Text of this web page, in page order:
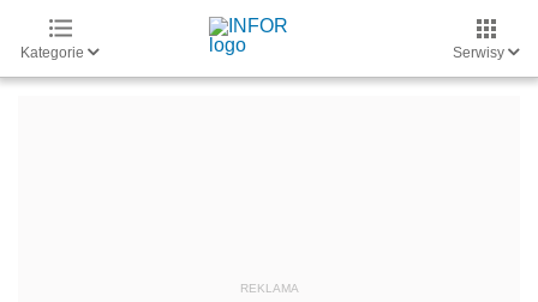
Kategorie Serwisy